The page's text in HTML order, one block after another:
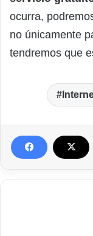
ocurra,
no únicamente
tendremos que